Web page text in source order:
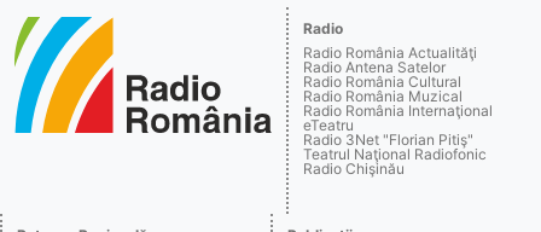
Radio
Radio România Actualităţi
Radio Antena Satelor
Radio România Cultural
Radio România Muzical
Radio România Internaţional
eTeatru
Radio 3Net "Florian Pitiş"
Teatrul Naţional Radiofonic
Radio Chişinău